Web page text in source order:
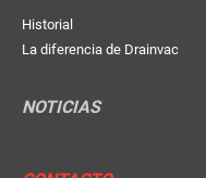
Historial
La diferencia de Drainvac
NOTICIAS